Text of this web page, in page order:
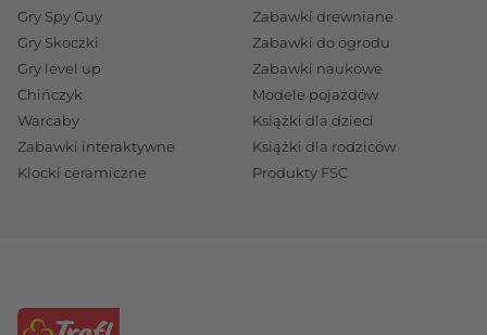
Gry Spy Guy
Gry Skoczki
Gry level up
Chińczyk
Warcaby
Zabawki interaktywne
Klocki ceramiczne
Zabawki drewniane
Zabawki do ogrodu
Zabawki naukowe
Modele pojazdów
Książki dla dzieci
Książki dla rodziców
Produkty FSC